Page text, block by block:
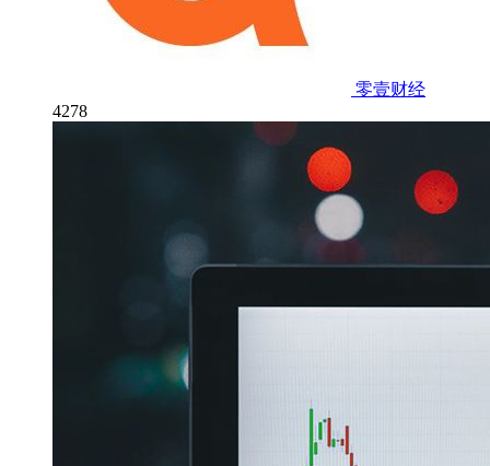
零壹财经
4278